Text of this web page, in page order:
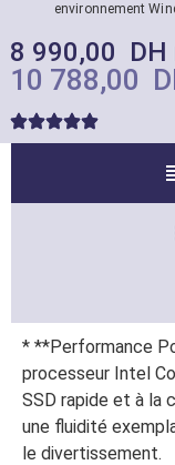
environnement
8 990,00 DH
10 788,00
* **Performance
processeur Intel
SSD rapide et à la
une fluidité
le divertissement.